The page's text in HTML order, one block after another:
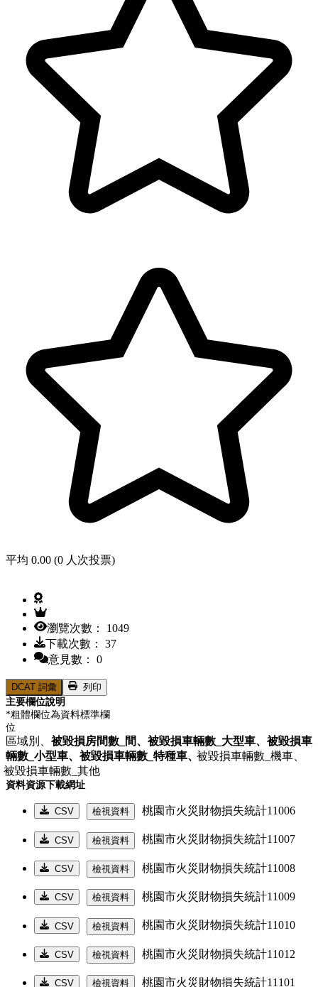
平均 0.00 (0 人次投票)
瀏覽次數： 1049
下載次數： 37
意見數： 0
DCAT 詞彙
列印
主要欄位說明
*粗體欄位為資料標準欄
位
區域別、 被毀損房間數_間、 被毀損車輛數_大型車、 被毀損車
輛數_小型車、 被毀損車輛數_特種車、被毀損車輛數_機車、
被毀損車輛數_其他
資料資源下載網址
CSV 檢視資料 桃園市火災財物損失統計11006
CSV 檢視資料 桃園市火災財物損失統計11007
CSV 檢視資料 桃園市火災財物損失統計11008
CSV 檢視資料 桃園市火災財物損失統計11009
CSV 檢視資料 桃園市火災財物損失統計11010
CSV 檢視資料 桃園市火災財物損失統計11012
CSV 檢視資料 桃園市火災財物損失統計11101